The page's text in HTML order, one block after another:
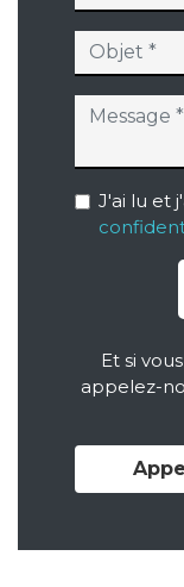
J'ai lu et
Et si
appelez-